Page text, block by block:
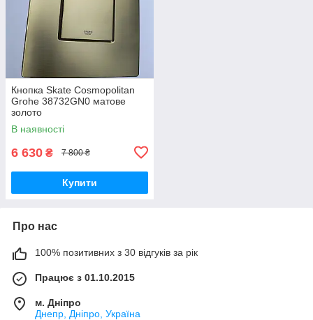
Кнопка Skate Cosmopolitan
Grohe 38732GN0 матове
золото
В наявності
6 630 ₴ 7 800 ₴
Купити
Про нас
100% позитивних з 30 відгуків за рік
Працює з 01.10.2015
м. Дніпро
Днепр, Дніпро, Україна